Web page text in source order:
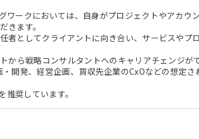
ワークにおいては、自身がプロジェクトやアカウ
きます。
者としてクライアントに向き合い、サービスやプ
から戦略コンサルタントへのキャリアチェンジがで
開発、経営企画、買収先企業のCxOなどの想定さ
奨しています。